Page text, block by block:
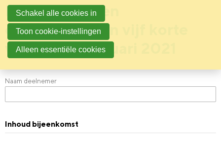
Evaluatie ‘open
conferenties’ in vijf korte
vragen - 21 januari 2021
Naam deelnemer
Inhoud bijeenkomst
Schakel alle cookies in
Toon cookie-instellingen
Alleen essentiële cookies